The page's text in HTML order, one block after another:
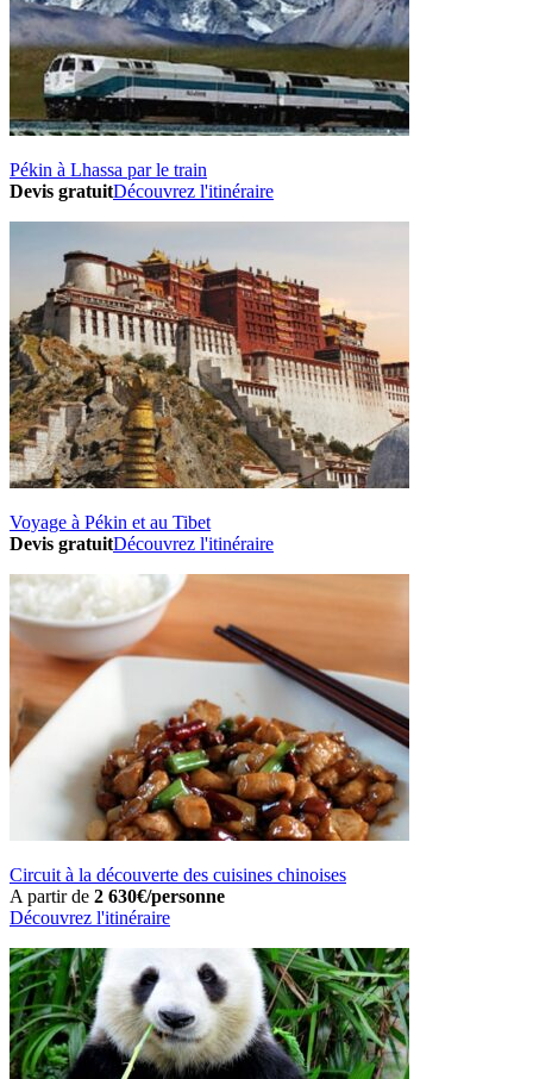
Pékin à Lhassa par le train
Devis gratuitDécouvrez l'itinéraire
Voyage à Pékin et au Tibet
Devis gratuitDécouvrez l'itinéraire
Circuit à la découverte des cuisines chinoises
A partir de 2 630€/personne
Découvrez l'itinéraire